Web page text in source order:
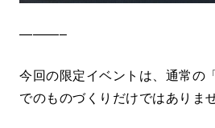
———–
今回の限定イベントは、通常の
でのものづくりだけではありませ